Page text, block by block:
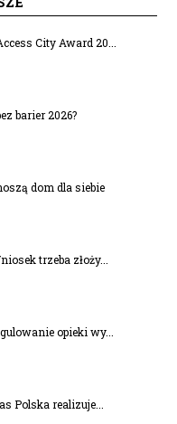
City Award 20...
barier 2026?
dom dla siebie
trzeba złoży...
opieki wy...
Polska realizuje...